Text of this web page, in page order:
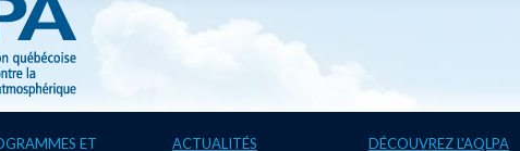
ET
ACTUALITÉS DÉCOUVREZ L'AQLPA